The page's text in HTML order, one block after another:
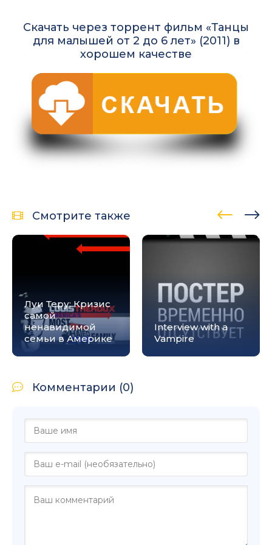
Скачать через торрент фильм «Танцы
для малышей от 2 до 6 лет» (2011) в
хорошем качестве
Смотрите также
Луи Теру: Кризис
самой
ненавидимой
семьи в Америке
Interview with a
Vampire
Комментарии (0)